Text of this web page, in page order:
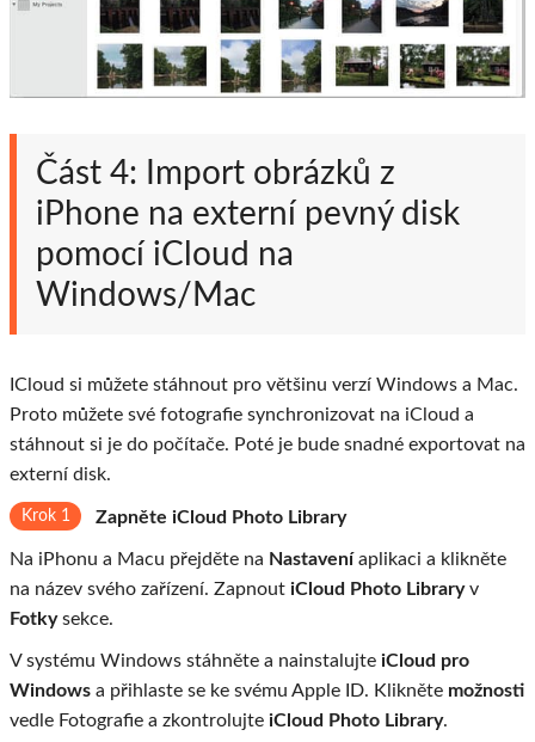
Část 4: Import obrázků z
iPhone na externí pevný disk
pomocí iCloud na
Windows/Mac
ICloud si můžete stáhnout pro většinu verzí Windows a Mac.
Proto můžete své fotografie synchronizovat na iCloud a
stáhnout si je do počítače. Poté je bude snadné exportovat na
externí disk.
Krok 1 Zapněte iCloud Photo Library
Na iPhonu a Macu přejděte na Nastaveníaplikaci a klikněte
na název svého zařízení. Zapnout iCloud Photo Libraryv
Fotkysekce.
V systému Windows stáhněte a nainstalujte iCloud pro
Windows a přihlaste se ke svému Apple ID. Klikněte možnosti
vedle Fotografie a zkontrolujte iCloud Photo Library.